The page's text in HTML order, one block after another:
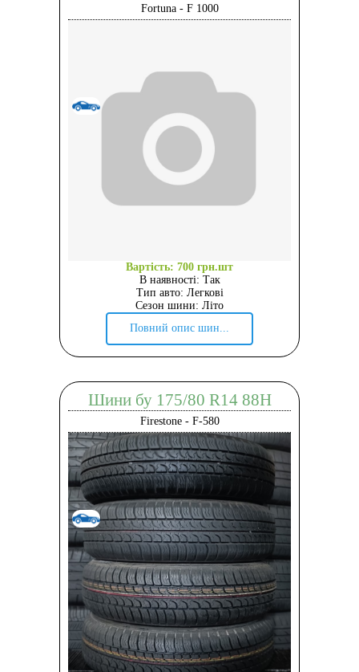
Fortuna - F 1000
Вартість: 700 грн.шт
В наявності: Так
Тип авто: Легкові
Сезон шини: Літо
Повний опис шин...
Шини бу 175/80 R14 88H
Firestone - F-580